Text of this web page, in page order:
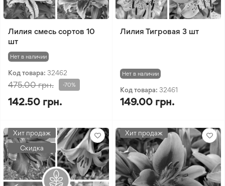
Лилия смесь сортов 10
шт
Нет в наличии
Код товара: 32462
475.00 грн. -70%
142.50 грн.
Лилия Тигровая 3 шт
Нет в наличии
Код товара: 32461
149.00 грн.
Хит продаж
Скидка
Хит продаж